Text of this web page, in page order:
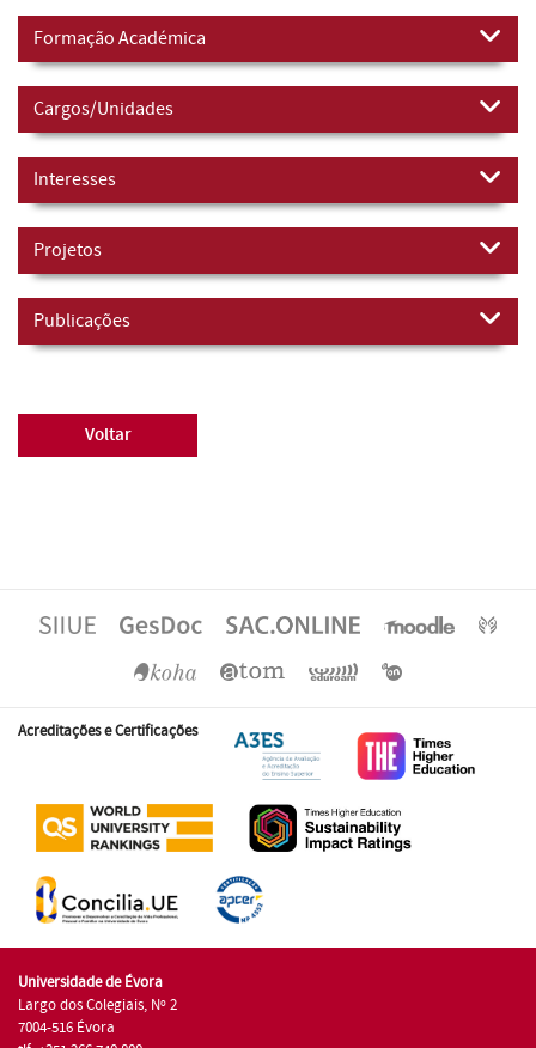
Formação Académica
Cargos/Unidades
Interesses
Projetos
Publicações
Voltar
Acreditações e Certificações
Universidade de Évora
Largo dos Colegiais, Nº 2
7004-516 Évora